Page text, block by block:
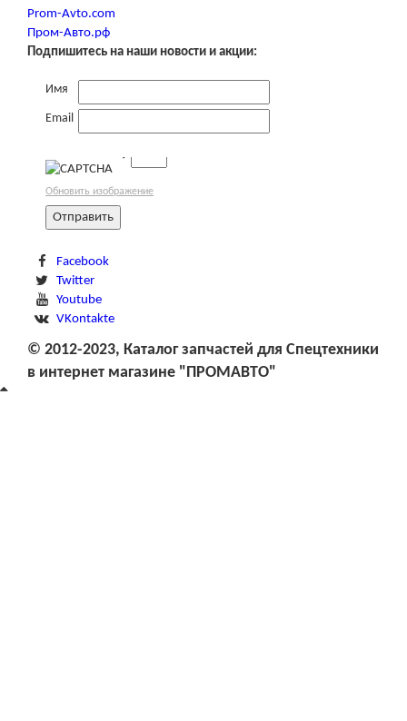
Prom-Avto.com
Пром-Авто.рф
Подпишитесь на наши новости и акции:
Имя
Email
→
Обновить изображение
Facebook
Twitter
Youtube
VKontakte
© 2012-2023, Каталог запчастей для Спецтехники
в интернет магазине "ПРОМАВТО"